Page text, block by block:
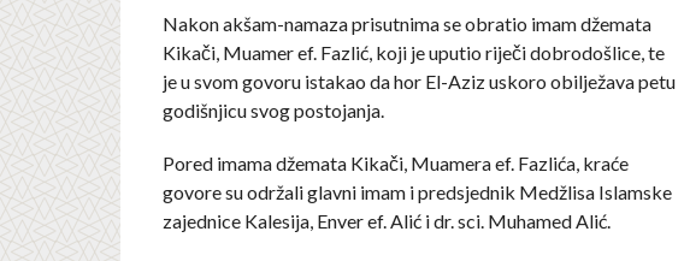
Nakon akšam-namaza prisutnima se obratio imam džemata
Kikači, Muamer ef. Fazlić, koji je uputio riječi dobrodošlice, te
je u svom govoru istakao da hor El-Aziz uskoro obilježava petu
godišnjicu svog postojanja.
Pored imama džemata Kikači, Muamera ef. Fazlića, kraće
govore su održali glavni imam i predsjednik Medžlisa Islamske
zajednice Kalesija, Enver ef. Alić i dr. sci. Muhamed Alić.